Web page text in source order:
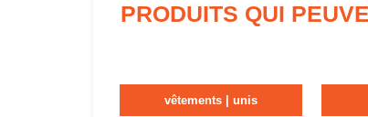
PRODUITS QUI
vêtements | unis